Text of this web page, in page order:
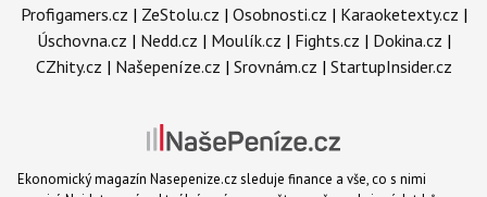
Profigamers.cz | ZeStolu.cz | Osobnosti.cz | Karaoketexty.cz |
Úschovna.cz | Nedd.cz | Moulík.cz | Fights.cz | Dokina.cz |
CZhity.cz | Našepeníze.cz | Srovnám.cz | StartupInsider.cz
Ekonomický magazín Nasepenize.cz sleduje finance a vše, co s nimi